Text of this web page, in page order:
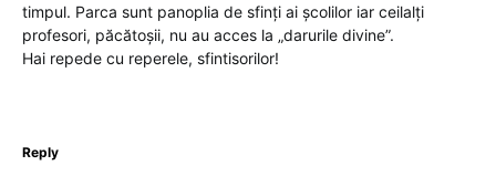
timpul. Parca sunt panoplia de sfinți ai școlilor iar ceilalți
profesori, păcătoșii, nu au acces la „darurile divine”.
Hai repede cu reperele, sfintisorilor!
Reply